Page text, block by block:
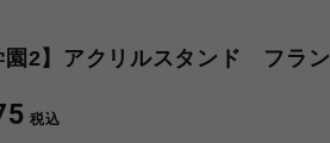
園2】アクリルスタンド フラン
税込